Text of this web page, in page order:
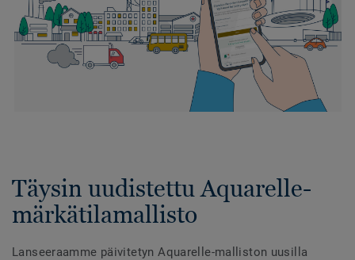
Täysin uudistettu Aquarelle-
märkätilamallisto
Lanseeraamme päivitetyn Aquarelle-malliston uusilla